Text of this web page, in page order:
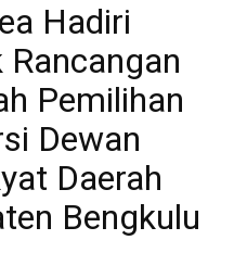
Hadiri
Pemilihan
Dewan
Daerah
Bengkulu